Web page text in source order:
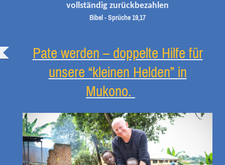
vollständig zurückbezahlen
Bibel - Sprüche 19,17
Pate werden – doppelte Hilfe für
unsere “kleinen Helden” in
Mukono.